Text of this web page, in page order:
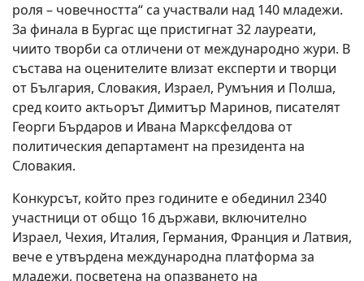
роля – човечността“ са участвали над 140 младежи.
За финала в Бургас ще пристигнат 32 лауреати,
чиито творби са отличени от международно жури. В
състава на оценителите влизат експерти и творци
от България, Словакия, Израел, Румъния и Полша,
сред които актьорът Димитър Маринов, писателят
Георги Бърдаров и Ивана Марксфелдова от
политическия департамент на президента на
Словакия.
Конкурсът, който през годините е обединил 2340
участници от общо 16 държави, включително
Израел, Чехия, Италия, Германия, Франция и Латвия,
вече е утвърдена международна платформа за
младежи, посветена на опазването на